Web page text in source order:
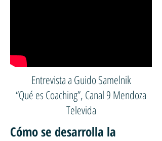
Entrevista a Guido Samelnik
“Qué es Coaching”, Canal 9 Mendoza
Televida
Cómo se desarrolla la